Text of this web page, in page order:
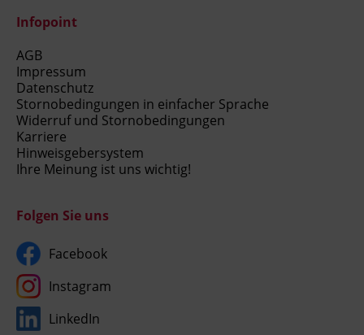
Infopoint
AGB
Impressum
Datenschutz
Stornobedingungen in einfacher Sprache
Widerruf und Stornobedingungen
Karriere
Hinweisgebersystem
Ihre Meinung ist uns wichtig!
Folgen Sie uns
Facebook
Instagram
LinkedIn